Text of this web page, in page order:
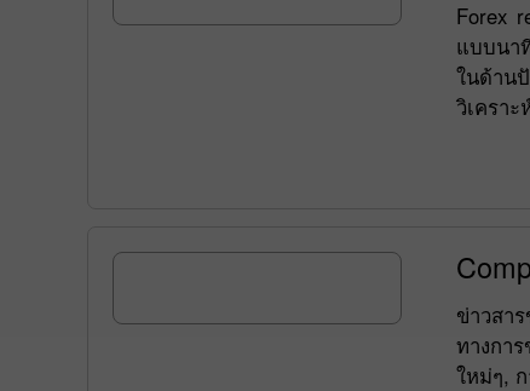
Forex
แบบนา
ในด้าน
วิเครา
ข่าวสา
ทางกา
ใหม่ๆ,